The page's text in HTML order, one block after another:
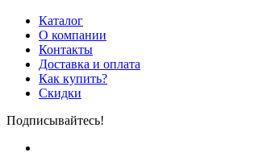
Каталог
О компании
Контакты
Доставка и оплата
Как купить?
Скидки
Подписывайтесь!